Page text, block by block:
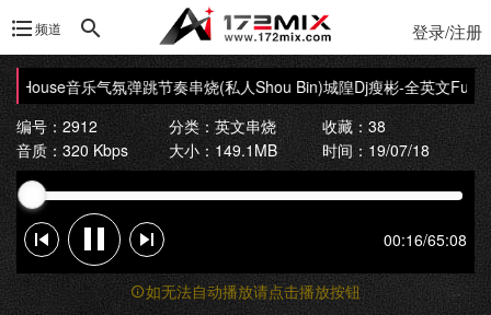
频道 登录/注册
音乐气氛弹跳节奏串烧(私人Shou Bin)城隍Dj瘦彬-全英文
编号：2912
分类：英文串烧
收藏：38
音质：320 Kbps
大小：149.1MB 时间：19/07/18
00:16/65:08
如无法自动播放请点击播放按钮